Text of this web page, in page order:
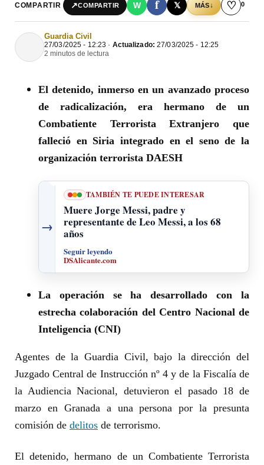
COMPARTIR ↗COMPARTIR W f 𝕏 MÁS↓ ♡ 0
Guardia Civil
27/03/2025 - 12:23 · Actualizado: 27/03/2025 - 12:25
2 minutos de lectura
El detenido, inmerso en un avanzado proceso
de radicalización, era hermano de un
Combatiente Terrorista Extranjero que
falleció en Siria integrado en el seno de la
organización terrorista DAESH
→
TAMBIÉN TE PUEDE INTERESAR
Muere Jorge Messi, padre y
representante de Leo Messi, a los 68
años
Seguir leyendo
DSAlicante.com
La operación se ha desarrollado con la
estrecha colaboración del Centro Nacional de
Inteligencia (CNI)
Agentes de la Guardia Civil, bajo la dirección del
Juzgado Central de Instrucción nº 4 y de la Fiscalía de
la Audiencia Nacional, detuvieron el pasado 18 de
marzo en Granada a una persona por la presunta
comisión de delitos de terrorismo.
El detenido, hermano de un Combatiente Terrorista